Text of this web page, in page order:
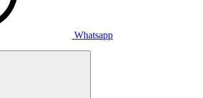
Whatsapp